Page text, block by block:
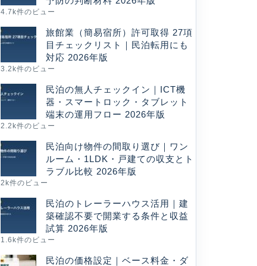
4.7k件のビュー
旅館業（簡易宿所）許可取得 27項
目チェックリスト｜民泊転用にも
対応 2026年版
3.2k件のビュー
民泊の無人チェックイン｜ICT機
器・スマートロック・タブレット
端末の運用フロー 2026年版
2.2k件のビュー
民泊向け物件の間取り選び｜ワン
ルーム・1LDK・戸建ての収支とト
ラブル比較 2026年版
2k件のビュー
民泊のトレーラーハウス活用｜建
築確認不要で開業する条件と収益
試算 2026年版
1.6k件のビュー
民泊の価格設定｜ベース料金・ダ